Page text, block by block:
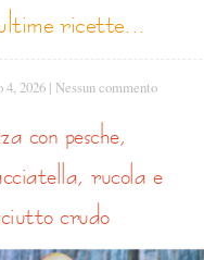
ricette...
4, 2026 | Nessun commento
rucola e
crudo